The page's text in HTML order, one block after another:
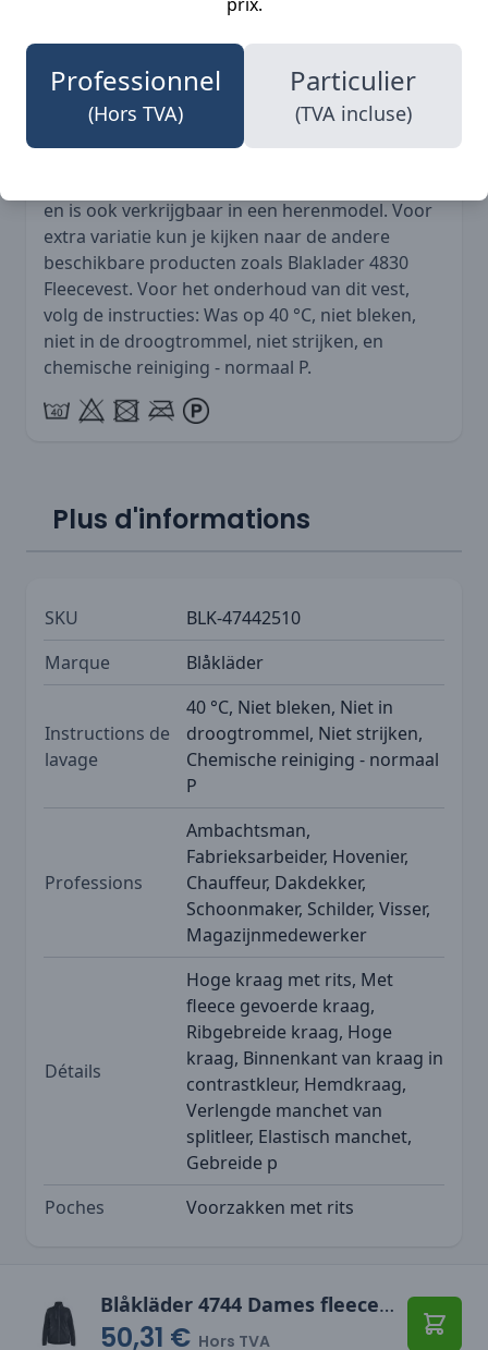
Professionnel
(Hors TVA)
Particulier
(TVA incluse)
Beide kleuren zijn perfect te combineren met
en is ook verkrijgbaar in een herenmodel. Voor
extra variatie kun je kijken naar de andere
beschikbare producten zoals Blaklader 4830
Fleecevest. Voor het onderhoud van dit vest,
volg de instructies: Was op 40 °C, niet bleken,
niet in de droogtrommel, niet strijken, en
chemische reiniging - normaal P.
Plus d'informations
SKU
BLK-47442510
Marque
Blåkläder
Instructions de
lavage
40 °C, Niet bleken, Niet in
droogtrommel, Niet strijken,
Chemische reiniging - normaal
P
Professions
Ambachtsman,
Fabrieksarbeider, Hovenier,
Chauffeur, Dakdekker,
Schoonmaker, Schilder, Visser,
Magazijnmedewerker
Détails
Hoge kraag met rits, Met
fleece gevoerde kraag,
Ribgebreide kraag, Hoge
kraag, Binnenkant van kraag in
contrastkleur, Hemdkraag,
Verlengde manchet van
splitleer, Elastisch manchet,
Gebreide p
Poches
Voorzakken met rits
Blåkläder 4744 Dames fleecevest
50,31 € Hors TVA